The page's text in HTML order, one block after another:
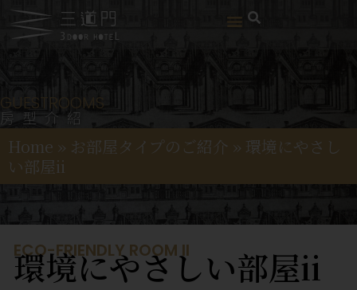
GUESTROOMS
房型介紹
Home » お部屋タイプのご紹介 » 環境にやさし
い部屋ii
ECO-FRIENDLY ROOM II
環境にやさしい部屋ii